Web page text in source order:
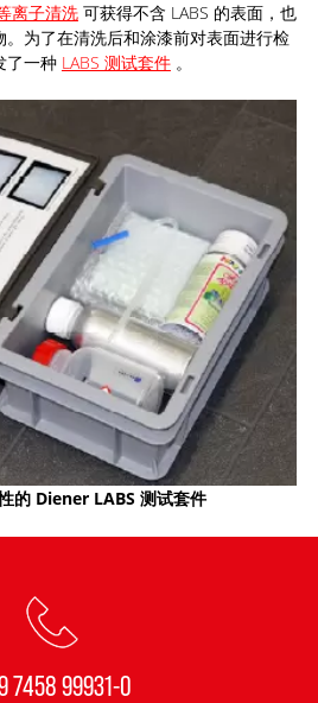
离子清洗可获得不含 LABS 的表面，也
为了在清洗后和涂漆前对表面进行检
了一种 LABS 测试套件。
的 Diener LABS 测试套件
7458 99931-0